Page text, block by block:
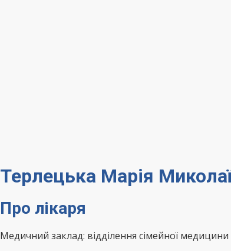
Терлецька Марія
Про лікаря
Медичний заклад: відділення сімейної